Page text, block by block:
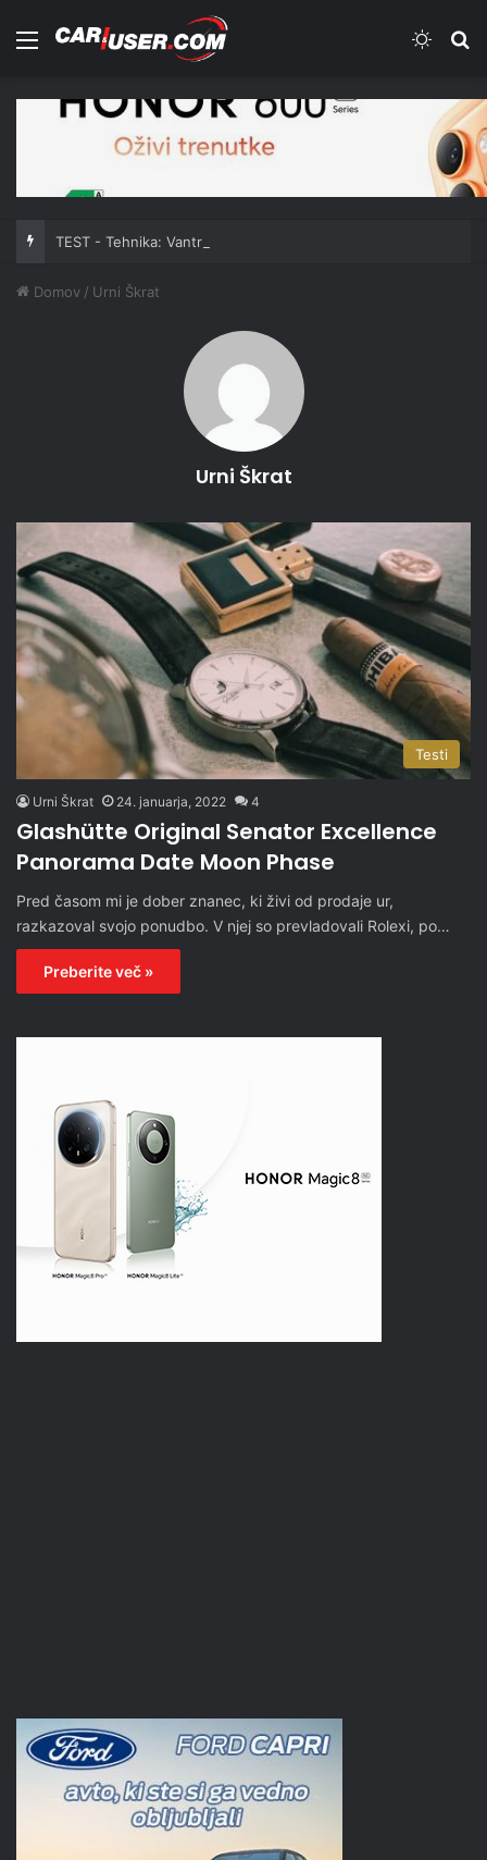
Meni
TEST - Tehnika: Vantrue JS3
Domov / Urni Škrat
Urni Škrat
Testi
Urni Škrat 24. januarja, 2022 4
Glashütte Original Senator Excellence
Panorama Date Moon Phase
Pred časom mi je dober znanec, ki živi od prodaje ur,
razkazoval svojo ponudbo. V njej so prevladovali Rolexi, po…
Preberite več »